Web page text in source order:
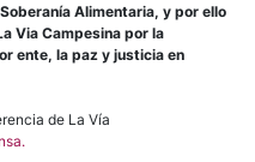
Alimentaria, y por ello
Via Campesina por la
ente, la paz y justicia en
de La Vía